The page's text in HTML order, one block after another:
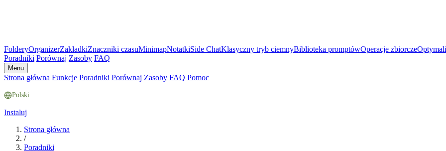
FolderyOrganizerZakładkiZnaczniki czasuMinimapNotatkiSide ChatKlasyczny tryb ciemnyBiblioteka promptówOperacje zbiorcze
Poradniki Porównaj Zasoby FAQ
Menu
Strona główna Funkcje Poradniki Porównaj Zasoby FAQ Pomoc
Polski
Instaluj
Strona główna
/
Poradniki